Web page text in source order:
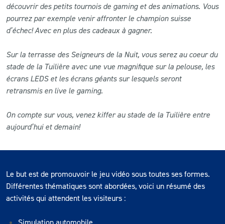
découvrir des petits tournois de gaming et des animations. Vous
pourrez par exemple venir affronter le champion suisse
d’échec! Avec en plus des cadeaux à gagner.
Sur la terrasse des Seigneurs de la Nuit, vous serez au coeur du
stade de la Tuilière avec une vue magnifique sur la pelouse, les
écrans LEDS et les écrans géants sur lesquels seront
retransmis en live le gaming.
On compte sur vous, venez kiffer au stade de la Tuilière entre
aujourd’hui et demain!
Le but est de promouvoir le jeu vidéo sous toutes ses formes.
Différentes thématiques sont abordées, voici un résumé des
activités qui attendent les visiteurs :
Simulation automobile